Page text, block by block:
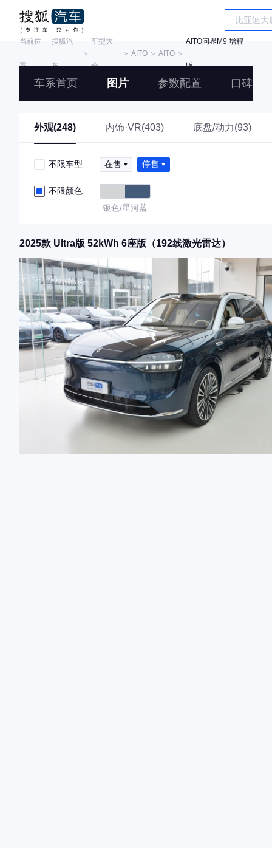
当前位
置:
搜狐汽
车
＞
车型大
全
＞ AITO＞ AITO＞
AITO问界M9 增程
版
车系首页 图片 参数配置 口碑
外观(248) 内饰·VR(403) 底盘/动力(93)
不限车型 在售 停售
不限颜色
银色/星河蓝
2025款 Ultra版 52kWh 6座版（192线激光雷达）